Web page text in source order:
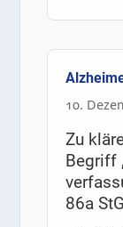
10.
Zu
Begriff
86a